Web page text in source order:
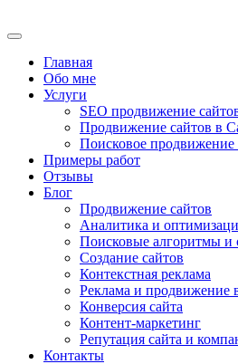
Главная
Обо мне
Услуги
SEO продвижение
Продвижение сайтов в
Поисковое продвижение
Примеры работ
Отзывы
Блог
Продвижение сайтов
Аналитика и
Поисковые алгоритмы и
Создание сайтов
Контекстная реклама
Реклама и продвижение
Конверсия сайта
Контент-маркетинг
Репутация сайта и
Контакты